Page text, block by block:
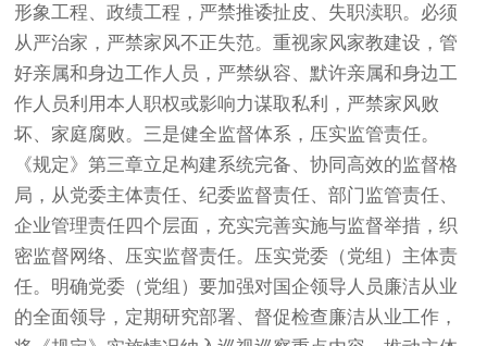
形象工程、政绩工程，严禁推诿扯皮、失职渎职。必须
从严治家，严禁家风不正失范。重视家风家教建设，管
好亲属和身边工作人员，严禁纵容、默许亲属和身边工
作人员利用本人职权或影响力谋取私利，严禁家风败
坏、家庭腐败。三是健全监督体系，压实监管责任。
《规定》第三章立足构建系统完备、协同高效的监督格
局，从党委主体责任、纪委监督责任、部门监管责任、
企业管理责任四个层面，充实完善实施与监督举措，织
密监督网络、压实监督责任。压实党委（党组）主体责
任。明确党委（党组）要加强对国企领导人员廉洁从业
的全面领导，定期研究部署、督促检查廉洁从业工作，